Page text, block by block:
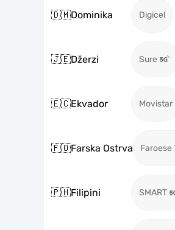
🇩🇲Dominika Digicel
🇯🇪Džerzi Sure
🇪🇨Ekvador Movistar
🇫🇴Farska Ostrva Faroese
🇵🇭Filipini SMART